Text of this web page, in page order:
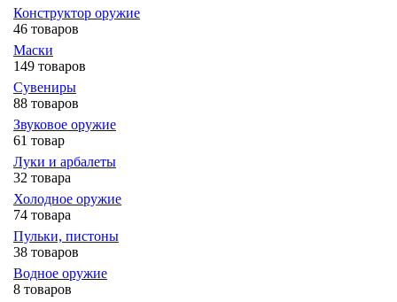
Конструктор оружие
46 товаров
Маски
149 товаров
Сувениры
88 товаров
Звуковое оружие
61 товар
Луки и арбалеты
32 товара
Холодное оружие
74 товара
Пульки, пистоны
38 товаров
Водное оружие
8 товаров